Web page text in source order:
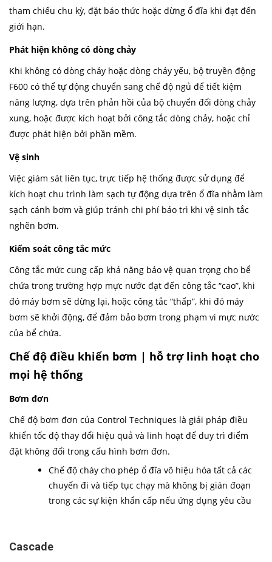
tham chiếu chu kỳ, đặt báo thức hoặc dừng ổ đĩa khi đạt đến
giới hạn.
Phát hiện không có dòng chảy
Khi không có dòng chảy hoặc dòng chảy yếu, bộ truyền động
F600 có thể tự động chuyển sang chế độ ngủ để tiết kiệm
năng lượng, dựa trên phản hồi của bộ chuyển đổi dòng chảy
xung, hoặc được kích hoạt bởi công tắc dòng chảy, hoặc chỉ
được phát hiện bởi phần mềm.
Vệ sinh
Việc giám sát liên tục, trực tiếp hệ thống được sử dụng để
kích hoạt chu trình làm sạch tự động dựa trên ổ đĩa nhằm làm
sạch cánh bơm và giúp tránh chi phí bảo trì khi vệ sinh tắc
nghẽn bơm.
Kiểm soát công tắc mức
Công tắc mức cung cấp khả năng bảo vệ quan trọng cho bể
chứa trong trường hợp mực nước đạt đến công tắc “cao”, khi
đó máy bơm sẽ dừng lại, hoặc công tắc “thấp”, khi đó máy
bơm sẽ khởi động, để đảm bảo bơm trong phạm vi mực nước
của bể chứa.
Chế độ điều khiển bơm | hỗ trợ linh hoạt cho
mọi hệ thống
Bơm đơn
Chế độ bơm đơn của Control Techniques là giải pháp điều
khiển tốc độ thay đổi hiệu quả và linh hoạt để duy trì điểm
đặt không đổi trong cấu hình bơm đơn.
Chế độ cháy cho phép ổ đĩa vô hiệu hóa tất cả các
chuyến đi và tiếp tục chạy mà không bị gián đoạn
trong các sự kiện khẩn cấp nếu ứng dụng yêu cầu
Cascade